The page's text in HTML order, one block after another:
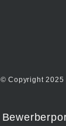
© Copyright 2025